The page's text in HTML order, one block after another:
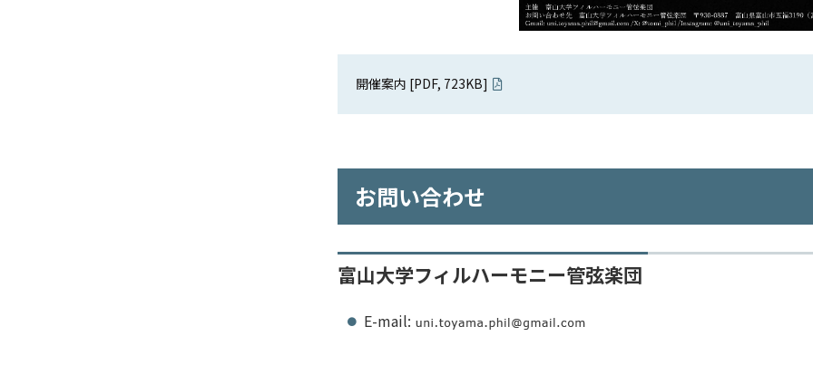
開催案内 [PDF, 723KB]
お問い合わせ
富山大学フィルハーモニー管弦楽団
E-mail: